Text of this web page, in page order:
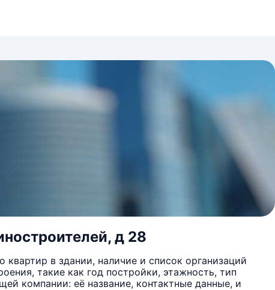
д 28
в здании, наличие и список организаций
такие как год постройки, этажность, тип
компании: её название, контактные данные, и